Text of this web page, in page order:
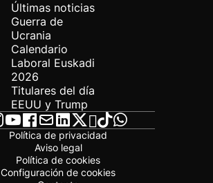
Últimas noticias
Guerra de
Ucrania
Calendario
Laboral Euskadi
2026
Titulares del día
EEUU y Trump
Política de privacidad
Aviso legal
Política de cookies
Configuración de cookies